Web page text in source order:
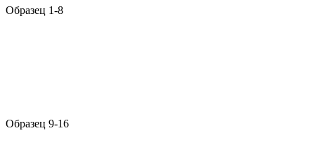
Образец 1-8
Образец 9-16